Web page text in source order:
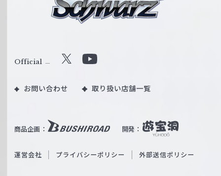
ル
W
ß
c
商品企画： 開発：
Official X
u
b
O
お問い合わせ 取り扱い店舗一覧
運営会社 プライバシーポリシー 外部送信ポリシー